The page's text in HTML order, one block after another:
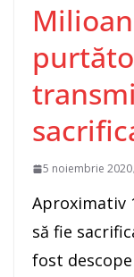
5 noiembrie 2020
Aproximativ
să fie
fost